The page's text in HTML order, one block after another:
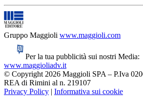
Gruppo Maggioli www.maggioli.com
Per la tua pubblicità sui nostri Media:
www.maggioliadv.it
© Copyright 2026 Maggioli SPA – P.Iva
REA di Rimini al n. 219107
Privacy Policy | Informativa sui cookie